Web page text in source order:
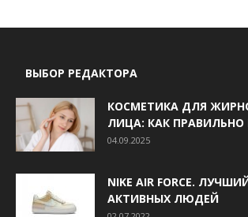
ВЫБОР РЕДАКТОРА
КОСМЕТИКА ДЛЯ
ЛИЦА: КАК ПРАВИЛЬНО
04.09.2025
NIKE AIR FORCE.
АКТИВНЫХ ЛЮДЕЙ